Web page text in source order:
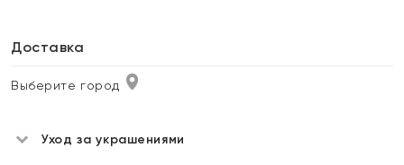
Доставка
Выберите город
Уход за украшениями